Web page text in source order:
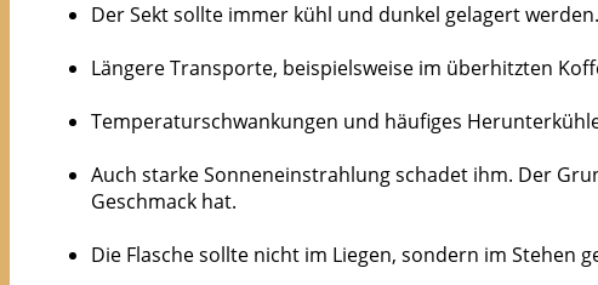
Der Sekt sollte immer kühl und dunkel gelagert werden.
Längere Transporte, beispielsweise im überhitzten
Temperaturschwankungen und häufiges
Auch starke Sonneneinstrahlung schadet ihm. Der
Geschmack hat.
Die Flasche sollte nicht im Liegen, sondern im Stehen